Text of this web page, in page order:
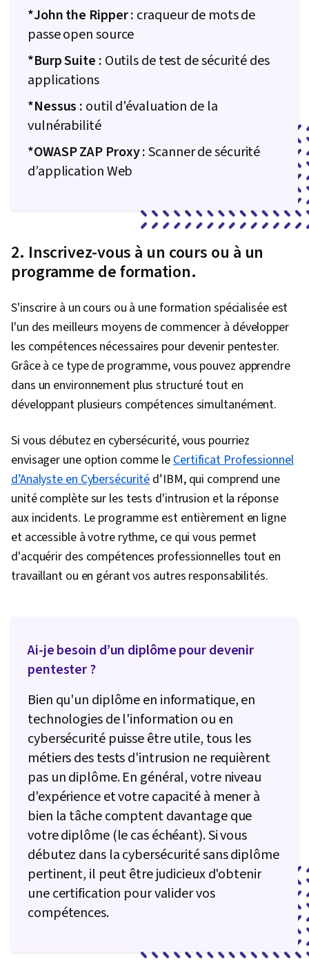
*John the Ripper : craqueur de mots de
passe open source
*Burp Suite : Outils de test de sécurité des
applications
*Nessus : outil d'évaluation de la
vulnérabilité
*OWASP ZAP Proxy :Scanner de sécurité
d’application Web
2. Inscrivez-vous à un cours ou à un
programme de formation.
S'inscrire à un cours ou à une formation spécialisée est
l'un des meilleurs moyens de commencer à développer
les compétences nécessaires pour devenir pentester.
Grâce à ce type de programme, vous pouvez apprendre
dans un environnement plus structuré tout en
développant plusieurs compétences simultanément.
Si vous débutez en cybersécurité, vous pourriez
envisager une option comme leCertificat Professionnel
d’Analyste en Cybersécuritéd’IBM, qui comprend une
unité complète sur les tests d'intrusion et la réponse
aux incidents. Le programme est entièrement en ligne
et accessible à votre rythme, ce qui vous permet
d'acquérir des compétences professionnelles tout en
travaillant ou en gérant vos autres responsabilités.
Ai-je besoin d’un diplôme pour devenir
pentester ?
Bien qu'un diplôme en informatique, en
technologies de l'information ou en
cybersécurité puisse être utile, tous les
métiers des tests d'intrusion ne requièrent
pas un diplôme. En général, votre niveau
d'expérience et votre capacité à mener à
bien la tâche comptent davantage que
votre diplôme (le cas échéant). Si vous
débutez dans la cybersécurité sans diplôme
pertinent, il peut être judicieux d'obtenir
une certification pour valider vos
compétences.